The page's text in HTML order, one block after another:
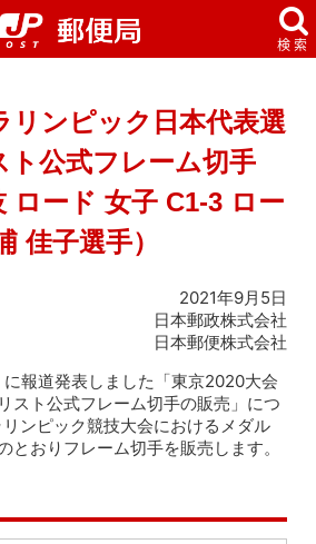
リンピック日本代表選
公式フレーム切手
ロード 女子 C1-3 ロー
佳子選手）
2021年9月5日
日本郵政株式会社
日本郵便株式会社
報道発表しました「東京2020大会
ト公式フレーム切手の販売」につ
ンピック競技大会におけるメダル
とおりフレーム切手を販売します。